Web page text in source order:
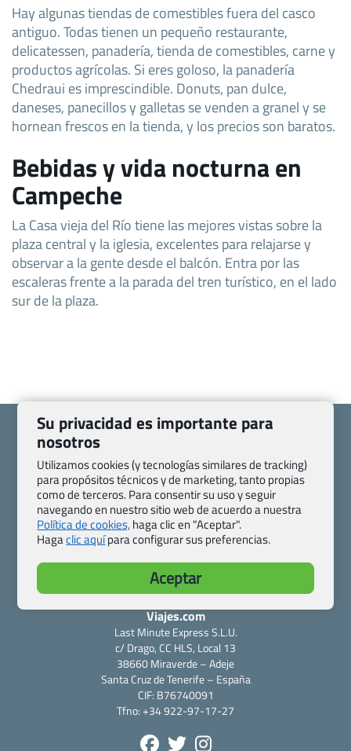
Hay algunas tiendas de comestibles fuera del casco
antiguo. Todas tienen un pequeño restaurante,
delicatessen, panadería, tienda de comestibles, carne y
productos agrícolas. Si eres goloso, la panadería
Chedraui es imprescindible. Donuts, pan dulce,
daneses, panecillos y galletas se venden a granel y se
hornean frescos en la tienda, y los precios son baratos.
Bebidas y vida nocturna en
Campeche
La Casa vieja del Río tiene las mejores vistas sobre la
plaza central y la iglesia, excelentes para relajarse y
observar a la gente desde el balcón. Entra por las
escaleras frente a la parada del tren turístico, en el lado
sur de la plaza.
Quienes somos
Contacto
Pasaporte, Visado, Salud y otras disposiciones específicas
Blog de Viajes.com
Registro de agencias
Preguntas frecuentes
Condiciones generales
Política de privacidad y cookies
Transparencia
Todas las páginas – sitemap
Viajes.com
Last Minute Express S.L.U.
c/ Drago, CC HLS, Local 13
38660 Miraverde – Adeje
Santa Cruz de Tenerife – España
CIF: B76740091
Tfno: +34 922-97-17-27
Su privacidad es importante para
nosotros
Utilizamos cookies (y tecnologías similares de tracking)
para propósitos técnicos y de marketing, tanto propias
como de terceros. Para consentir su uso y seguir
navegando en nuestro sitio web de acuerdo a nuestra
Política de cookies,haga clic en "Aceptar".
Hagaclic aquípara configurar sus preferencias.
Aceptar